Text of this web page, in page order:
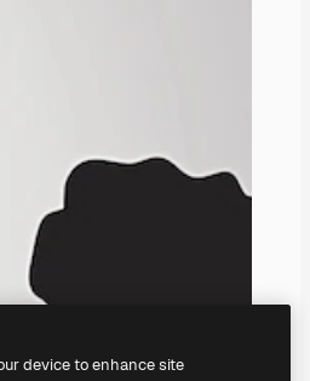
device to enhance site